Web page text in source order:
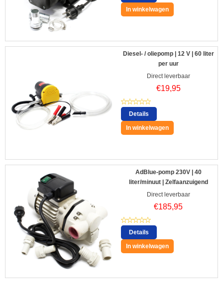
In winkelwagen
Diesel- / oliepomp | 12 V | 60 liter
per uur
Direct leverbaar
€19,95
Details
In winkelwagen
AdBlue-pomp 230V | 40
liter/minuut | Zelfaanzuigend
Direct leverbaar
€185,95
Details
In winkelwagen